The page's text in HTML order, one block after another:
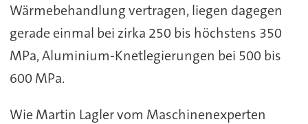
Wärmebehandlung vertragen, liegen dagegen
gerade einmal bei zirka 250 bis höchstens 350
MPa, Aluminium-Knetlegierungen bei 500 bis
600 MPa.
Wie Martin Lagler vom Maschinenexperten